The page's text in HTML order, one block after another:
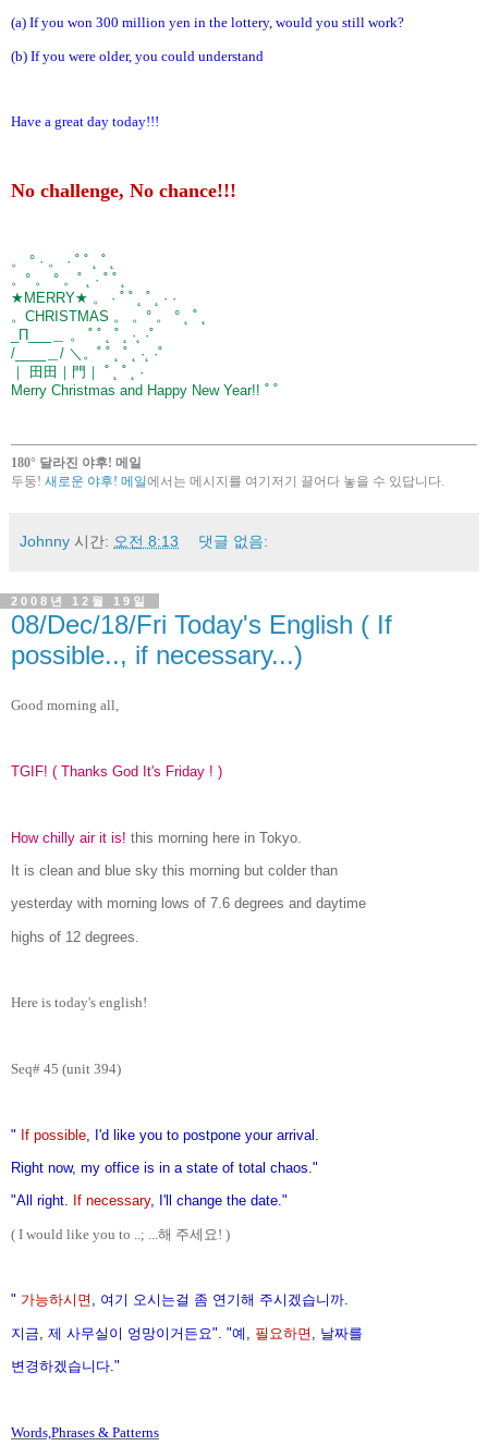
(a) If you won 300 million yen in the lottery, would you still work?
(b) If you were older, you could understand
Have a great day today!!!
No challenge, No chance!!!
。 ° · 。 · ˚ ˚ ˛ ˚ ˛
。° 。 ° 。˚ ˛ · ˚ ˚ ˛
★MERRY★ 。 · ˚ ˚ ˛ ˚ ˛ · ·
。CHRISTMAS 。 。° 。 ° ˛ ˚ ˛
_Π___＿ 。 ˚ ˚ ˛ ˚ ˛ ·˛ ·˚
/____＿/ ＼。˚ ˚ ˛ ˚ ˛ ·˛ ·˚
｜ 田田｜門｜ ˚ ˛ ˚ ˛ ·
Merry Christmas and Happy New Year!! ˚ ˚
180° 달라진 야후! 메일
두둥! 새로운 야후! 메일에서는 메시지를 여기저기 끌어다 놓을 수 있답니다.
Johnny 시간: 오전 8:13 댓글 없음:
2008년 12월 19일
08/Dec/18/Fri Today's English ( If
possible.., if necessary...)
Good morning all,
TGIF! ( Thanks God It's Friday ! )
How chilly air it is! this morning here in Tokyo.
It is clean and blue sky this morning but colder than
yesterday with morning lows of 7.6 degrees and daytime
highs of 12 degrees.
Here is today's english!
Seq# 45 (unit 394)
" If possible , I'd like you to postpone your arrival.
Right now, my office is in a state of total chaos."
"All right. If necessary, I'll change the date."
( I would like you to ..; ...해 주세요! )
" 가능하시면 , 여기 오시는걸 좀 연기해 주시겠습니까.
지금, 제 사무실이 엉망이거든요". "예, 필요하면 , 날짜를
변경하겠습니다."
Words,Phrases & Patterns